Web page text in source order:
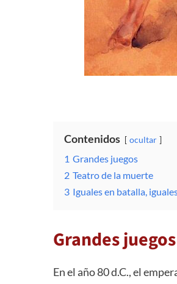
Contenidos ocultar
1 Grandes juegos
2 Teatro de la muerte
3 Iguales en batalla,
Grandes juegos
En el año 80 d.C., el